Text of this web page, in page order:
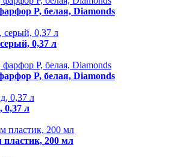
P, белая, Diamonds
0,37 л
P, белая, Diamonds
0,37 л
200 мл